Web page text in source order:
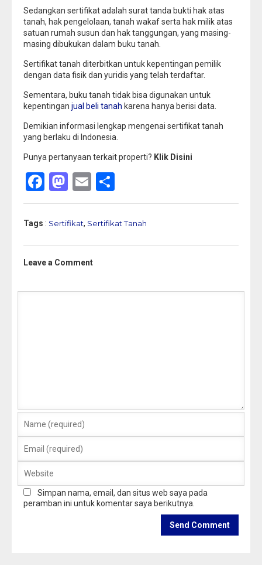
Sedangkan sertifikat adalah surat tanda bukti hak atas
tanah, hak pengelolaan, tanah wakaf serta hak milik atas
satuan rumah susun dan hak tanggungan, yang masing-
masing dibukukan dalam buku tanah.
Sertifikat tanah diterbitkan untuk kepentingan pemilik
dengan data fisik dan yuridis yang telah terdaftar.
Sementara, buku tanah tidak bisa digunakan untuk
kepentingan jual beli tanah karena hanya berisi data.
Demikian informasi lengkap mengenai sertifikat tanah
yang berlaku di Indonesia.
Punya pertanyaan terkait properti? Klik Disini
Facebook
Mastodon
Email
Tags : Sertifikat, Sertifikat Tanah
Leave a Comment
Simpan nama, email, dan situs web saya pada
peramban ini untuk komentar saya berikutnya.